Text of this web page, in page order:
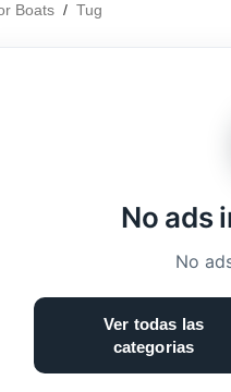
Boats / Tug
No ads
No
Ver todas las
categorias